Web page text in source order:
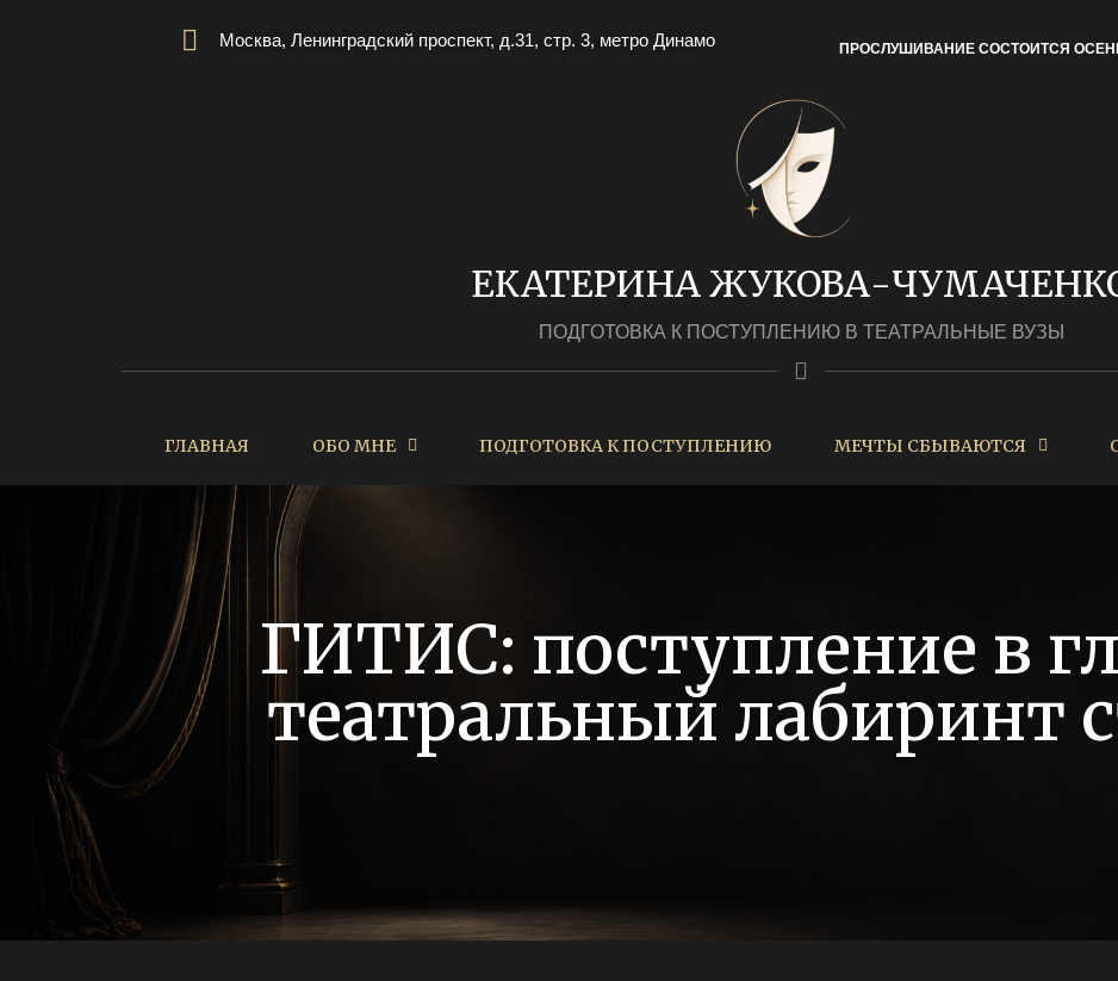
Москва, Ленинградский проспект, д.31, стр. 3, метро Динамо ПРОСЛУШИВАНИЕ СОСТОИТСЯ
ЕКАТЕРИНА ЖУКОВА-
ПОДГОТОВКА К ПОСТУПЛЕНИЮ В ТЕАТРАЛЬНЫЕ ВУЗЫ
ГЛАВНАЯ ОБО МНЕ ПОДГОТОВКА К ПОСТУПЛЕНИЮ МЕЧТЫ СБЫВАЮТСЯ
ГИТИС: поступление в
театральный лабиринт